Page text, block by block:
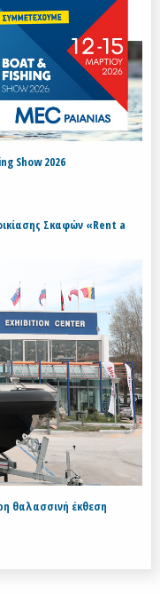
Show 2026
Σκαφών «Rent a
θαλασσινή έκθεση